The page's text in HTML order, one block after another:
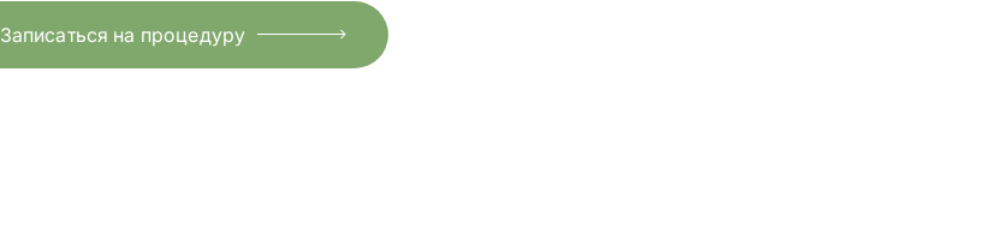
Записаться на процедуру